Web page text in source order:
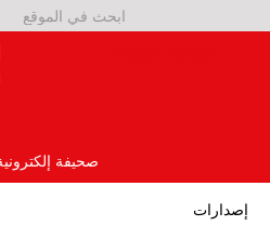
صحيفة
إصدارات